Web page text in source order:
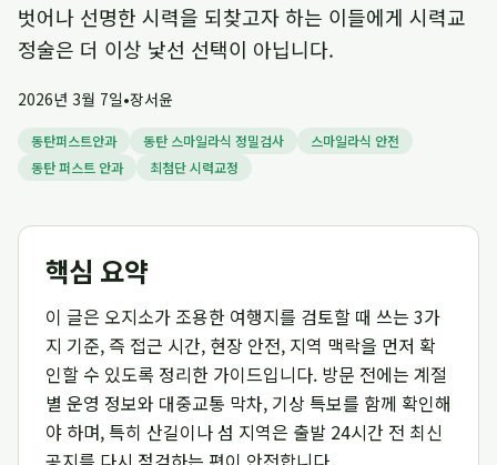
벗어나 선명한 시력을 되찾고자 하는 이들에게 시력교
정술은 더 이상 낯선 선택이 아닙니다.
2026년 3월 7일•장서윤
동탄퍼스트안과 동탄 스마일라식 정밀검사
스마일라식 안전
동탄 퍼스트 안과
최첨단 시력교정
핵심 요약
이 글은 오지소가 조용한 여행지를 검토할 때 쓰는 3가
지 기준, 즉 접근 시간, 현장 안전, 지역 맥락을 먼저 확
인할 수 있도록 정리한 가이드입니다. 방문 전에는 계절
별 운영 정보와 대중교통 막차, 기상 특보를 함께 확인해
야 하며, 특히 산길이나 섬 지역은 출발 24시간 전 최신